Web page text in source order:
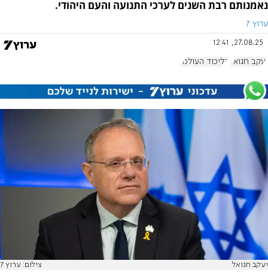
נאמנותם רבת השנים לערכי התנועה והעם היהודי.
ערוץ 7
27.08.25, 12:41
יעקב חגואל הליכוד העולמי
יעקב חגואל צילום: ערוץ 7